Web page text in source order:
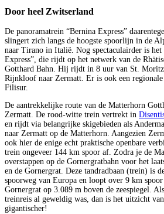
Door heel Zwitserland
De panoramatrein “Bernina Express”
slingert zich langs de hoogste spoorlijn in de
naar Tirano in Italië. Nog spectaculairder is het
Express”, die rijdt op het netwerk van de
Gotthard Bahn. Hij rijdt in 8 uur van St.
Rijnkloof naar Zermatt. Er is ook een
Filisur.
De aantrekkelijke route van de Matterhorn
Zermatt. De rood-witte trein vertrekt in
en rijdt via belangrijke skigebieden als
naar Zermatt op de Matterhorn. Aangezien
ook hier de enige echt praktische openbare
trein ongeveer 144 km spoor af. Zodra je de
overstappen op de Gornergratbahn voor het
en de Gornergrat. Deze tandradbaan (trein) is
spoorweg van Europa en loopt over 9 km
Gornergrat op 3.089 m boven de zeespiegel.
treinreis al geweldig was, dan is het uitzicht
gigantischer!